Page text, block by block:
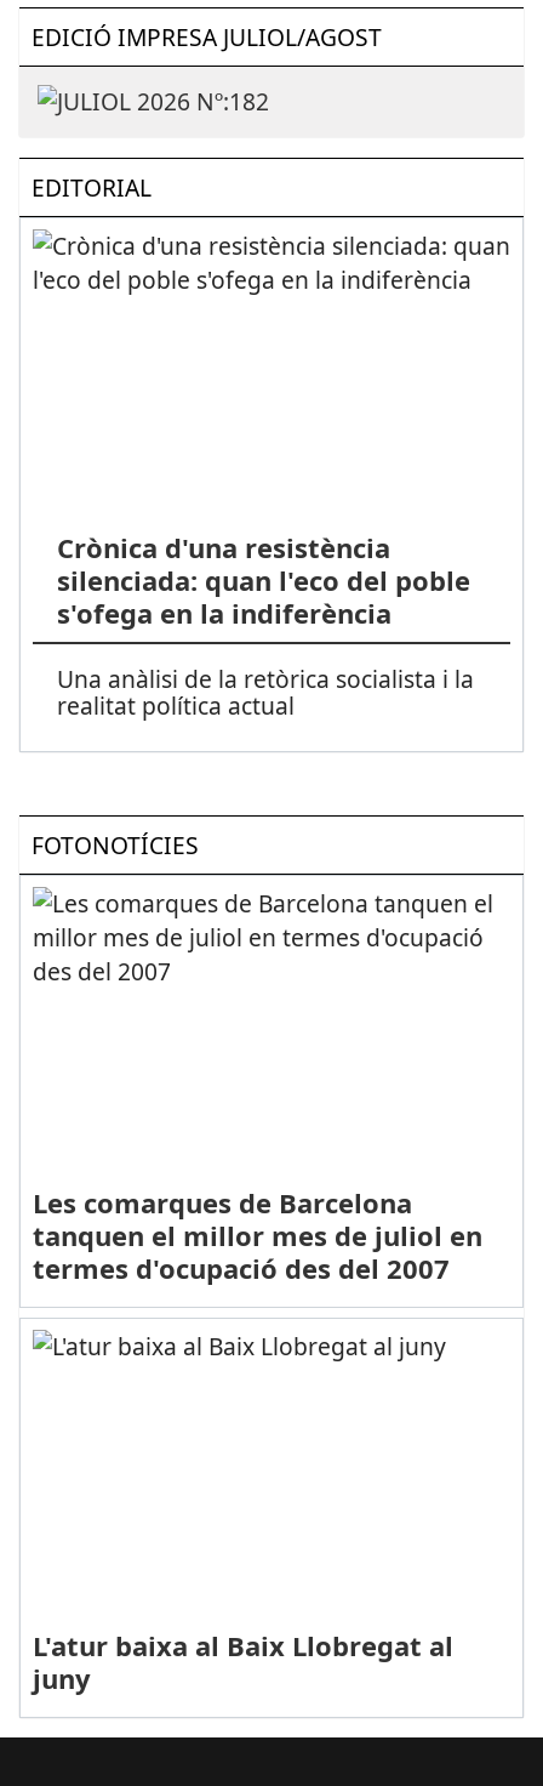
EDICIÓ IMPRESA JULIOL/AGOST
EDITORIAL
Crònica d'una resistència
silenciada: quan l'eco del poble
s'ofega en la indiferència
Una anàlisi de la retòrica socialista i la
realitat política actual
FOTONOTÍCIES
Les comarques de Barcelona
tanquen el millor mes de juliol en
termes d'ocupació des del 2007
L'atur baixa al Baix Llobregat al
juny